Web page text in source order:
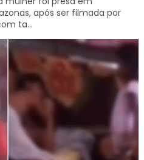
após ser filmada por
ta...